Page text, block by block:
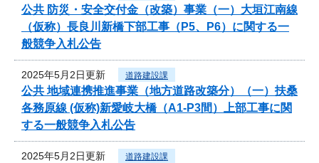
公共 防災・安全交付金（改築）事業（一）大垣江南線
（仮称）長良川新橋下部工事（P5、P6）に関する一
般競争入札公告
2025年5月2日更新 道路建設課
公共 地域連携推進事業（地方道路改築分）（一）扶桑
各務原線 (仮称)新愛岐大橋（A1-P3間）上部工事に関
する一般競争入札公告
2025年5月2日更新 道路建設課